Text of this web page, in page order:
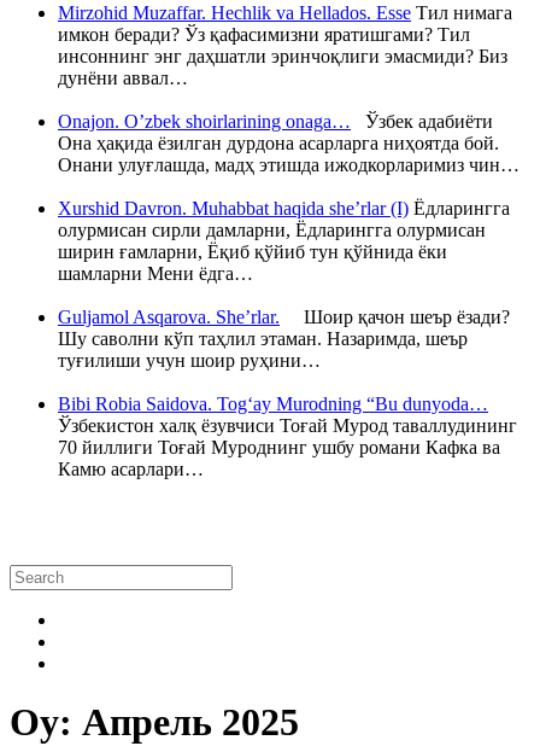
Mirzohid Muzaffar. Hechlik va Hellados. Esse Тил нимага
имкон беради? Ўз қафасимизни яратишгами? Тил
инсоннинг энг даҳшатли эринчоқлиги эмасмиди? Биз
дунёни аввал…
Onajon. O’zbek shoirlarining onaga… Ўзбек адабиёти
Она ҳақида ёзилган дурдона асарларга ниҳоятда бой.
Онани улуғлашда, мадҳ этишда ижодкорларимиз чин…
Xurshid Davron. Muhabbat haqida she’rlar (I) Ёдларингга
олурмисан сирли дамларни, Ёдларингга олурмисан
ширин ғамларни, Ёқиб қўйиб тун қўйнида ёки
шамларни Мени ёдга…
Guljamol Asqarova. She’rlar. Шоир қачон шеър ёзади?
Шу саволни кўп таҳлил этаман. Назаримда, шеър
туғилиши учун шоир руҳини…
Bibi Robia Saidova. Tog‘ay Murodning “Bu dunyoda…
Ўзбекистон халқ ёзувчиси Тоғай Мурод таваллудининг
70 йиллиги Тоғай Муроднинг ушбу романи Кафка ва
Камю асарлари…
Oy: Апрель 2025